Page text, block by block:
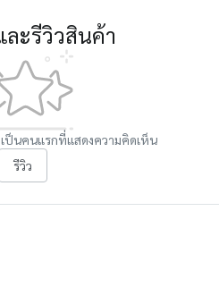
ะรีวิวสินค้า
ป็นคนแรกที่แสดงความคิดเห็น
รีวิว